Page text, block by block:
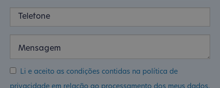
Li e aceito as condições contidas na política de